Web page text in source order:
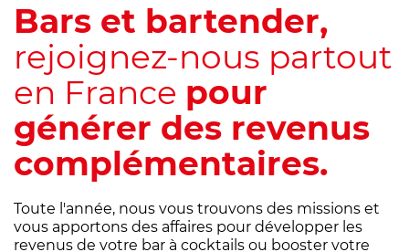
Bars et bartender,
rejoignez-nous partout
en France pour
générer des revenus
complémentaires.
Toute l'année, nous vous trouvons des missions et
vous apportons des affaires pour développer les
revenus de votre bar à cocktails ou booster votre